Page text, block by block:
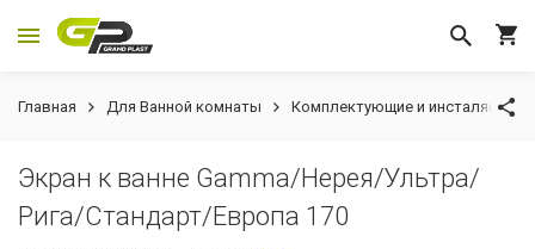
Главная Для Ванной комнаты Комплектующие и инсталяции
Экран к ванне Gamma/Нерея/Ультра/
Рига/Стандарт/Европа 170